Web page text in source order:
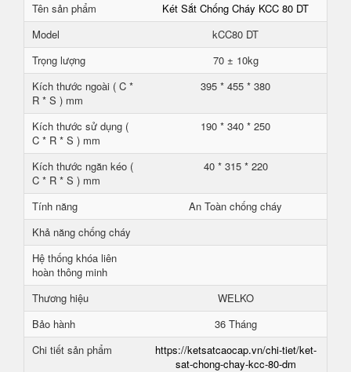
Tên sản phẩm
Két Sắt Chống Cháy KCC 80 DT
Model
kCC80 DT
Trọng lượng
70 ± 10kg
Kích thước ngoài ( C *
R * S ) mm
395 * 455 * 380
Kích thước sử dụng (
C * R * S ) mm
190 * 340 * 250
Kích thước ngăn kéo (
C * R * S ) mm
40 * 315 * 220
Tính năng
An Toàn chống cháy
Khả năng chống cháy
Hệ thống khóa liên
hoàn thông minh
Thương hiệu
WELKO
Bảo hành
36 Tháng
Chi tiết sản phẩm
https://ketsatcaocap.vn/chi-tiet/ket-
sat-chong-chay-kcc-80-dm